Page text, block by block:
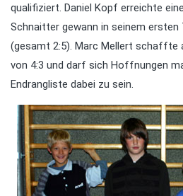
qualifiziert. Daniel Kopf erreichte
Schnaitter gewann in seinem ersten
(gesamt 2:5). Marc Mellert schaffte
von 4:3 und darf sich Hoffnungen
Endrangliste dabei zu sein.